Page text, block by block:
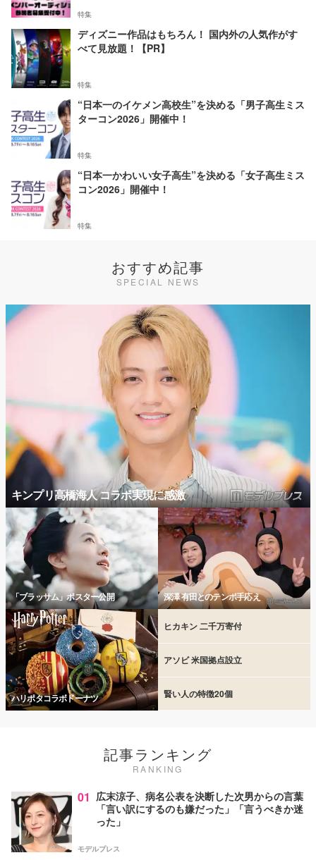
特集
ディズニー作品はもちろん！ 国内外の人気作がす
べて見放題！【PR】
特集
“日本一のイケメン高校生”を決める「男子高生ミス
ターコン2026」開催中！
特集
“日本一かわいい女子高生”を決める「女子高生ミス
コン2026」開催中！
特集
おすすめ記事
SPECIAL NEWS
キンプリ高橋海人 コラボ実現に感激
「ブラッサム」ポスター公開 深澤 有田とのテンポ手応え
ハリポタコラボドーナツ
ヒカキン 二千万寄付
アソビ 米国拠点設立
賢い人の特徴20個
記事ランキング
RANKING
01 広末涼子、病名公表を決断した次男からの言葉
「言い訳にするのも嫌だった」「言うべきか迷
った」
モデルプレス